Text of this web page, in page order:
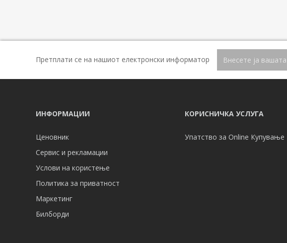
Претплати се на нашиот електронски информатор
ИНФОРМАЦИИ
Ценовник
Сервис и рекламации
Услови на користење
Политика за приватност
Маркетинг
Билборди
КОРИСНИЧКА УСЛУГА
Упатство за Online Купување